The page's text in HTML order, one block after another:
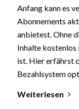
Anfang kann es
Abonnements
anbietest. Ohne
Inhalte kostenlos
ist. Hier erfährst
Bezahlsystem
Weiterlesen